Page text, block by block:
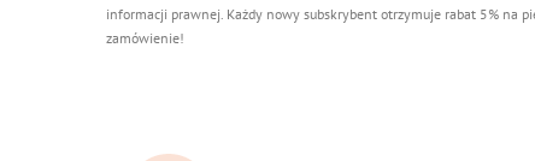
informacji prawnej. Każdy nowy subskrybent otrzymuje rabat 5% na
zamówienie!